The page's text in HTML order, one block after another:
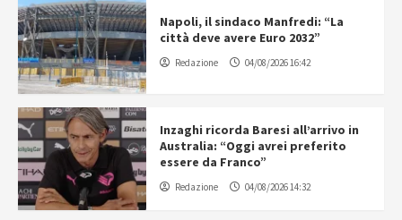
Napoli, il sindaco Manfredi: “La
città deve avere Euro 2032”
Redazione 04/08/2026 16:42
Inzaghi ricorda Baresi all’arrivo in
Australia: “Oggi avrei preferito
essere da Franco”
Redazione 04/08/2026 14:32